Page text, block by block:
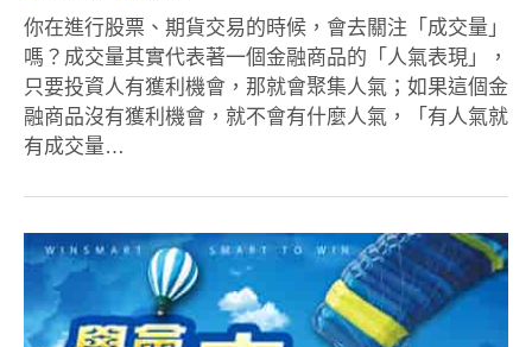
你在進行股票、期貨交易的時候，會去關注「成交量」
嗎？成交量其實代表著一個金融商品的「人氣表現」，
只要投資人有獲利機會，那就會聚集人氣；如果這個金
融商品沒有獲利機會，就不會有什麼人氣，「有人氣就
有成交量…